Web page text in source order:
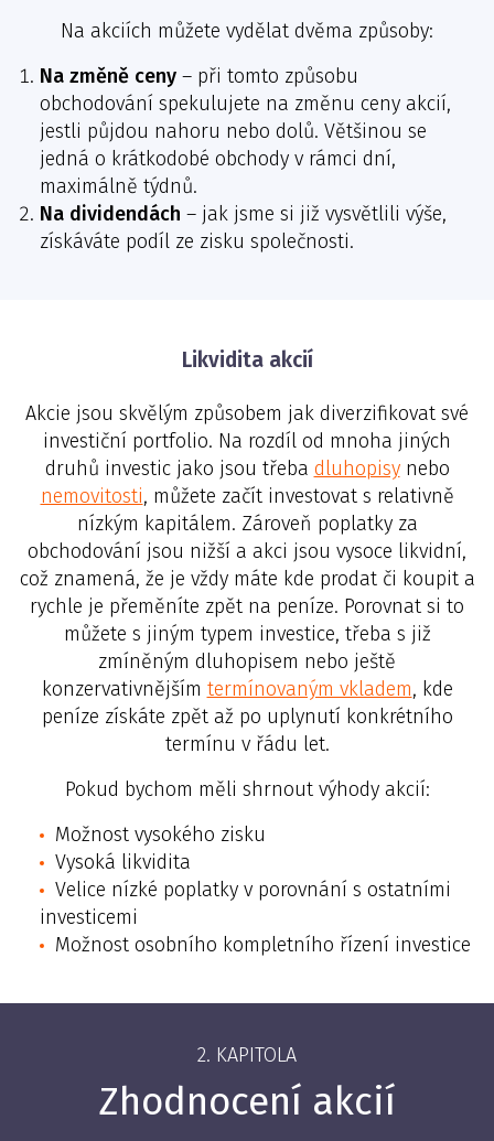
Na akciích můžete vydělat dvěma způsoby:
Na změně ceny – při tomto způsobu
obchodování spekulujete na změnu ceny akcií,
jestli půjdou nahoru nebo dolů. Většinou se
jedná o krátkodobé obchody v rámci dní,
maximálně týdnů.
Na dividendách – jak jsme si již vysvětlili výše,
získáváte podíl ze zisku společnosti.
Likvidita akcií
Akcie jsou skvělým způsobem jak diverzifikovat své
investiční portfolio. Na rozdíl od mnoha jiných
druhů investic jako jsou třeba dluhopisynebo
nemovitosti, můžete začít investovat s relativně
nízkým kapitálem. Zároveň poplatky za
obchodování jsou nižší a akci jsou vysoce likvidní,
což znamená, že je vždy máte kde prodat či koupit a
rychle je přeměníte zpět na peníze. Porovnat si to
můžete s jiným typem investice, třeba s již
zmíněným dluhopisem nebo ještě
konzervativnějším termínovaným vkladem, kde
peníze získáte zpět až po uplynutí konkrétního
termínu v řádu let.
Pokud bychom měli shrnout výhody akcií:
Možnost vysokého zisku
Vysoká likvidita
Velice nízké poplatky v porovnání s ostatními
investicemi
Možnost osobního kompletního řízení investice
2. KAPITOLA
Zhodnocení akcií